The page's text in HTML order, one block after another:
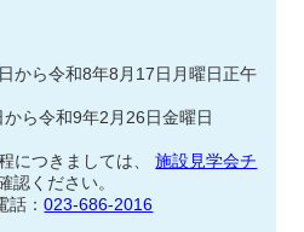
ら令和8年8月17日月曜日正午
ら令和9年2月26日金曜日
につきましては、
施設見学会チ
認ください。
話：023-686-2016